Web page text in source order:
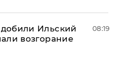
Ильский
возгорание
08:19